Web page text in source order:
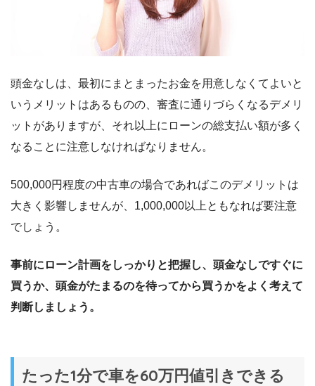
頭金なしは、最初にまとまったお金を用意しなくてよいと
いうメリットはあるものの、審査に通りづらくなるデメリ
ットがありますが、それ以上にローンの総支払い額が多く
なることに注意しなければなりません。
500,000円程度の中古車の場合であればこのデメリットは
大きく影響しませんが、1,000,000以上ともなれば要注意
でしょう。
事前にローン計画をしっかりと把握し、頭金なしですぐに
買うか、頭金がたまるのを待ってから買うかをよく考えて
判断しましょう。
たった1分で車を60万円値引きできる